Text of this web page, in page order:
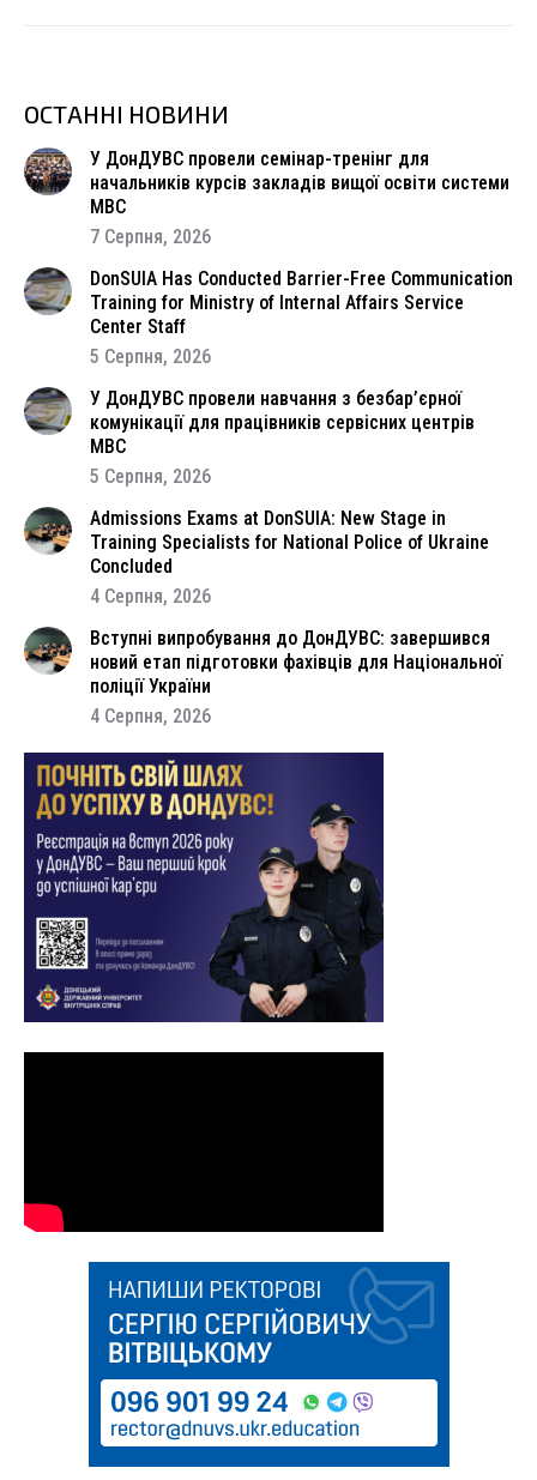
ОСТАННІ НОВИНИ
У ДонДУВС провели семінар-тренінг для
начальників курсів закладів вищої освіти системи
МВС
7 Серпня, 2026
DonSUIA Has Conducted Barrier-Free Communication
Training for Ministry of Internal Affairs Service
Center Staff
5 Серпня, 2026
У ДонДУВС провели навчання з безбар’єрної
комунікації для працівників сервісних центрів
МВС
5 Серпня, 2026
Admissions Exams at DonSUIA: New Stage in
Training Specialists for National Police of Ukraine
Concluded
4 Серпня, 2026
Вступні випробування до ДонДУВС: завершився
новий етап підготовки фахівців для Національної
поліції України
4 Серпня, 2026